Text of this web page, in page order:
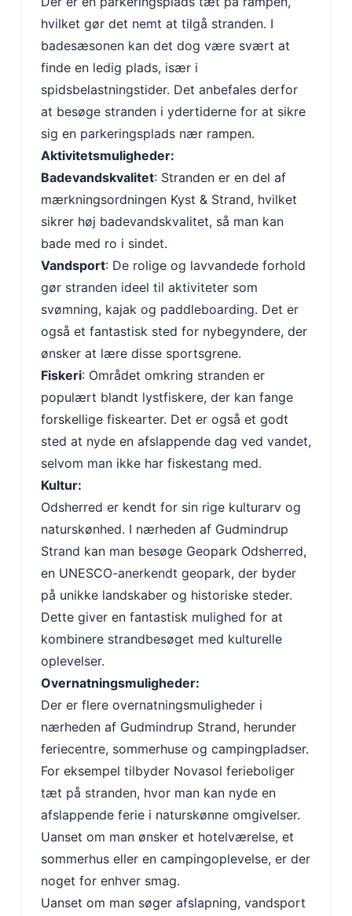
hvilket gør det nemt at tilgå stranden. I
badesæsonen kan det dog være svært at
finde en ledig plads, især i
spidsbelastningstider. Det anbefales derfor
at besøge stranden i ydertiderne for at sikre
sig en parkeringsplads nær rampen.
Aktivitetsmuligheder:
Badevandskvalitet: Stranden er en del af
mærkningsordningen Kyst & Strand, hvilket
sikrer høj badevandskvalitet, så man kan
bade med ro i sindet.
Vandsport: De rolige og lavvandede forhold
gør stranden ideel til aktiviteter som
svømning, kajak og paddleboarding. Det er
også et fantastisk sted for nybegyndere, der
ønsker at lære disse sportsgrene.
Fiskeri: Området omkring stranden er
populært blandt lystfiskere, der kan fange
forskellige fiskearter. Det er også et godt
sted at nyde en afslappende dag ved vandet,
selvom man ikke har fiskestang med.
Kultur:
Odsherred er kendt for sin rige kulturarv og
naturskønhed. I nærheden af Gudmindrup
Strand kan man besøge Geopark Odsherred,
en UNESCO-anerkendt geopark, der byder
på unikke landskaber og historiske steder.
Dette giver en fantastisk mulighed for at
kombinere strandbesøget med kulturelle
oplevelser.
Overnatningsmuligheder:
Der er flere overnatningsmuligheder i
nærheden af Gudmindrup Strand, herunder
feriecentre, sommerhuse og campingpladser.
For eksempel tilbyder Novasol ferieboliger
tæt på stranden, hvor man kan nyde en
afslappende ferie i naturskønne omgivelser.
Uanset om man ønsker et hotelværelse, et
sommerhus eller en campingoplevelse, er der
noget for enhver smag.
Uanset om man søger afslapning, vandsport